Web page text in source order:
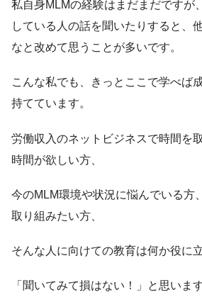
私自身MLMの経験はまだまだですが
している人の話を聞いたりすると、
なと改めて思うことが多いです。
こんな私でも、きっとここで学べば
持てています。
労働収入のネットビジネスで時間を
時間が欲しい方、
今のMLM環境や状況に悩んでいる方
取り組みたい方、
そんな人に向けての教育は何か役に
「聞いてみて損はない！」と思います